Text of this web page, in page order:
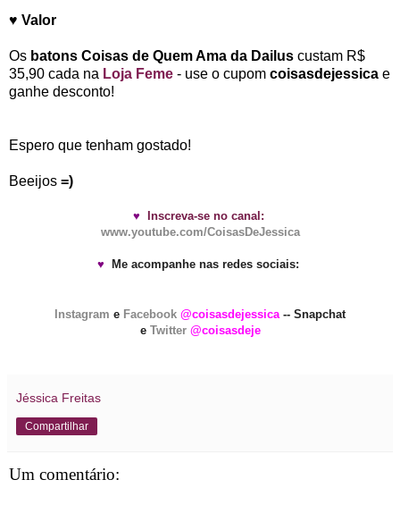
♥ Valor
Os batons Coisas de Quem Ama da Dailus custam R$
35,90 cada na Loja Feme - use o cupom coisasdejessica e
ganhe desconto!
Espero que tenham gostado!
Beeijos =)
♥
Inscreva-se no canal:
www.youtube.com/CoisasDeJessica
♥ Me acompanhe nas redes sociais:
Instagram e Facebook @coisasdejessica -- Snapchat
e Twitter @coisasdeje
Jéssica Freitas
Compartilhar
Um comentário: